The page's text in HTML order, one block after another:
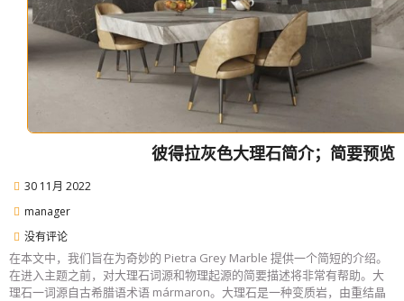
彼得拉灰色大理石简介；简要预览
30 11月 2022
manager
没有评论
在本文中，我们旨在为奇妙的 Pietra Grey Marble 提供一个简短的介绍。
在进入主题之前，对大理石词源和物理起源的简要描述将非常有帮助。大
理石一词源自古希腊语术语 mármaron。大理石是一种变质岩，由重结晶